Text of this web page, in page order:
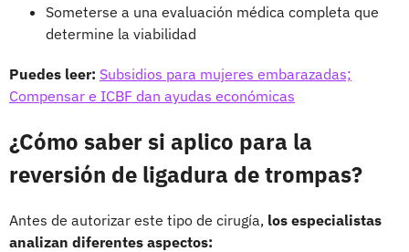
Someterse a una evaluación médica completa que
determine la viabilidad
Puedes leer: Subsidios para mujeres embarazadas;
Compensar e ICBF dan ayudas económicas
¿Cómo saber si aplico para la
reversión de ligadura de trompas?
Antes de autorizar este tipo de cirugía, los especialistas
analizan diferentes aspectos: